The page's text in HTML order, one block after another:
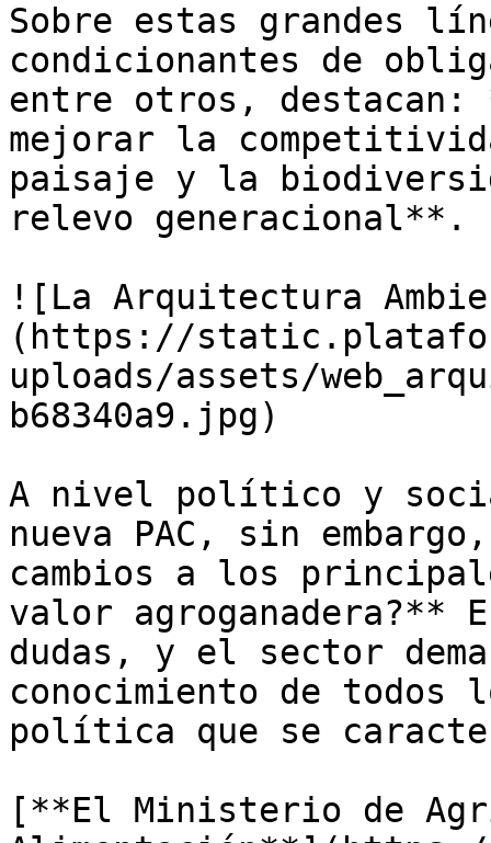
Sobre estas grandes
condicionantes de
entre otros, destacan:
mejorar la
paisaje y la
relevo generacional**.
![La Arquitectura
(https://
uploads/assets/
b68340a9.jpg)
A nivel político y
nueva PAC, sin
cambios a los
valor agroganadera?**
dudas, y el sector
conocimiento de todos
política que se
[**El Ministerio de